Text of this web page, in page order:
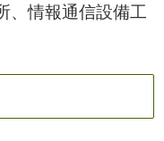
、情報通信設備工